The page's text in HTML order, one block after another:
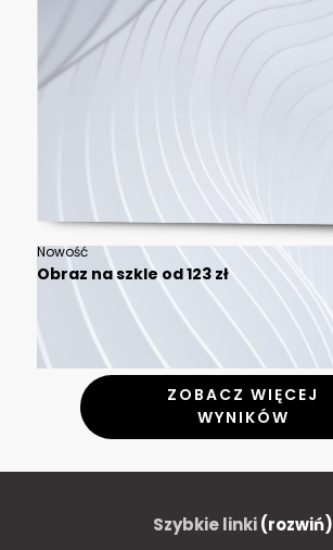
Nowość
Obraz na szkle od 123 zł
ZOBACZ WIĘCEJ
WYNIKÓW
Szybkie linki(rozwiń)